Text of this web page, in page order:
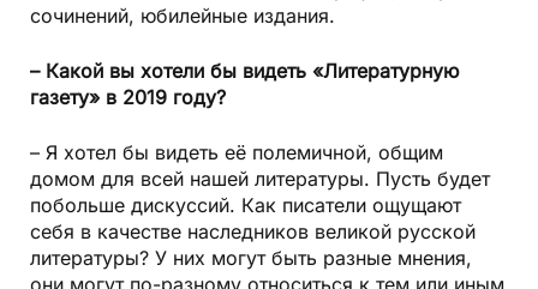
сочинений, юбилейные издания.
– Какой вы хотели бы видеть «Литературную
газету» в 2019 году?
– Я хотел бы видеть её полемичной, общим
домом для всей нашей литературы. Пусть будет
побольше дискуссий. Как писатели ощущают
себя в качестве наследников великой русской
литературы? У них могут быть разные мнения,
они могут по-разному относиться к тем или иным